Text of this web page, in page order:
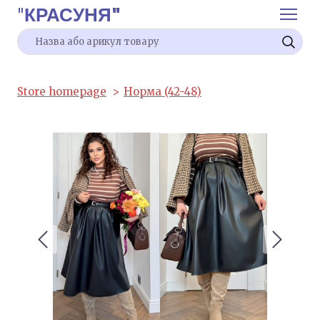
"КРАСУНЯ"
Store homepage Норма (42-48)